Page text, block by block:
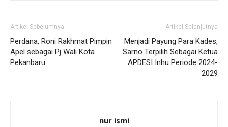
Artikel Sebelumnya
Perdana, Roni Rakhmat Pimpin
Apel sebagai Pj Wali Kota
Pekanbaru
Artikel Selanjutnya
Menjadi Payung Para Kades,
Sarno Terpilih Sebagai Ketua
APDESI Inhu Periode 2024-
2029
nur ismi